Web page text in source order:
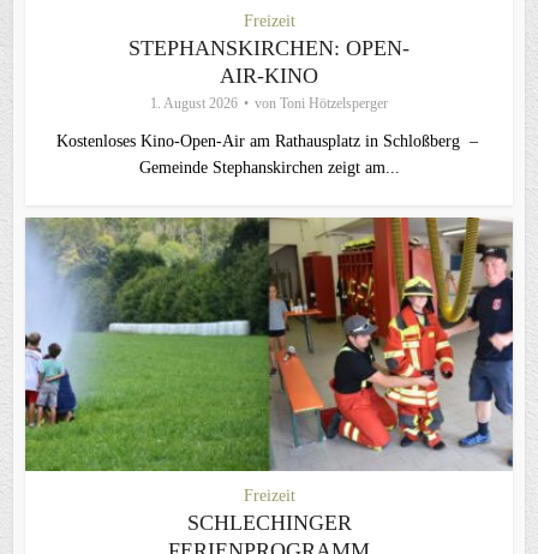
Freizeit
STEPHANSKIRCHEN: OPEN-
AIR-KINO
1. August 2026 von Toni Hötzelsperger
Kostenloses Kino-Open-Air am Rathausplatz in Schloßberg –
Gemeinde Stephanskirchen zeigt am...
Freizeit
SCHLECHINGER